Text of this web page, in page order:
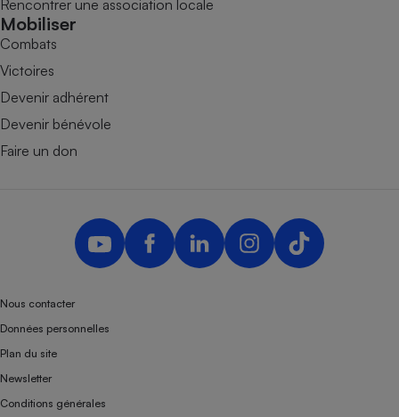
Rencontrer une association locale
Mobiliser
Combats
Victoires
Devenir adhérent
Devenir bénévole
Faire un don
Nous contacter
Données personnelles
Plan du site
Newsletter
Conditions générales